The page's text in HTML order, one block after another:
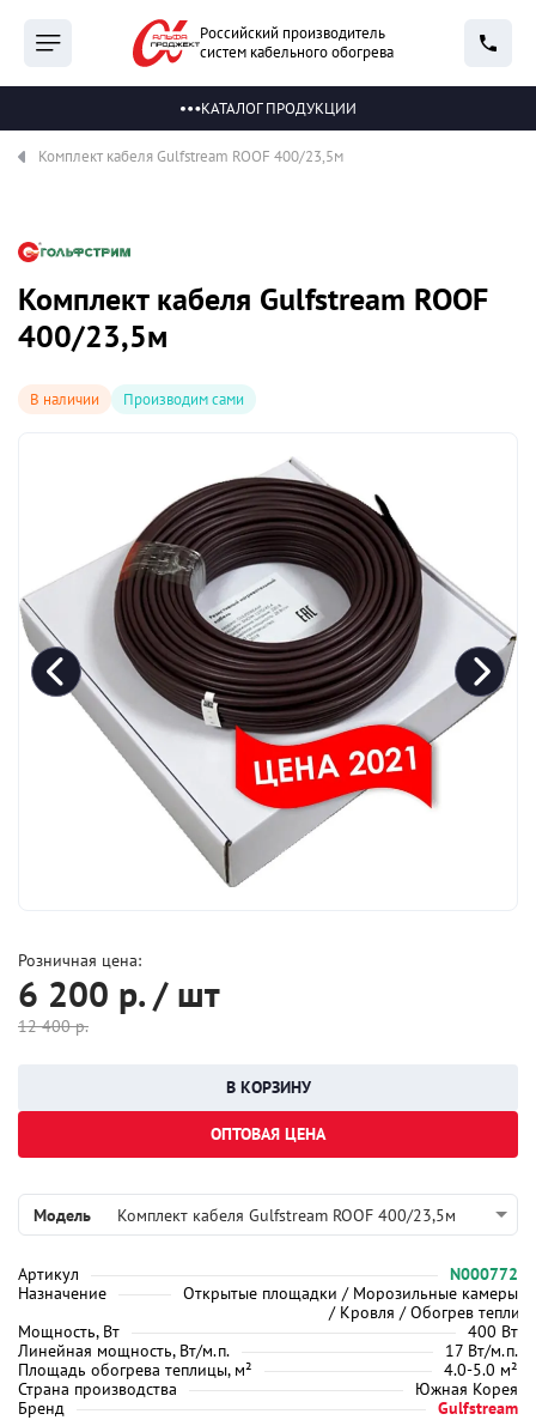
Российский производитель
систем кабельного обогрева
КАТАЛОГ ПРОДУКЦИИ
Комплект кабеля Gulfstream ROOF 400/23,5м
В наличии Производим сами
Комплект кабеля Gulfstream ROOF
400/23,5м
Модель Комплект кабеля Gulfstream ROOF 400/23,5м
Артикул
N000772
Назначение
Открытые площадки / Морозильные камеры
/ Кровля / Обогрев теплиц
Мощность, Вт
400 Вт
Линейная мощность, Вт/м.п.
17 Вт/м.п.
Площадь обогрева теплицы, м²
4.0-5.0 м²
Страна производства
Южная Корея
Бренд
Gulfstream
Розничная цена:
6 200 р. / шт
12 400р.
ОПТОВАЯ ЦЕНА